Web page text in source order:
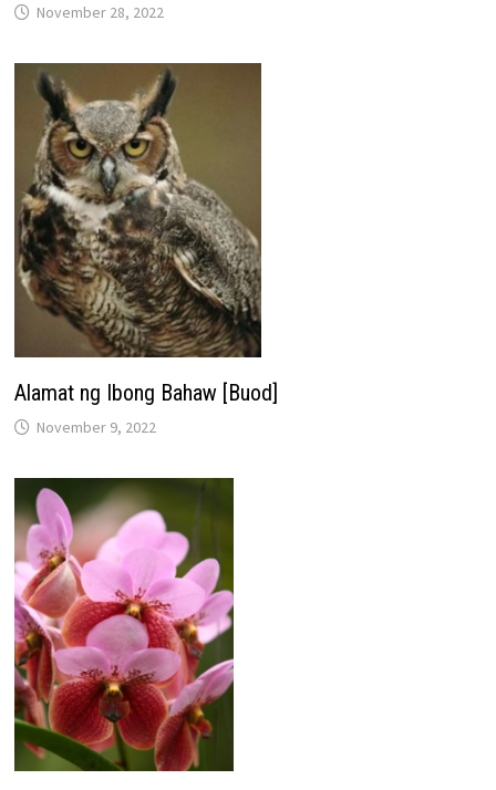
November 28, 2022
Alamat ng Ibong Bahaw [Buod]
November 9, 2022